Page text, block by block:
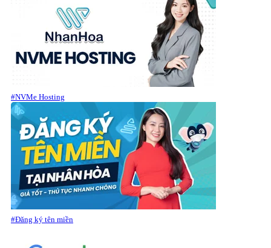
#NVMe Hosting
#Đăng ký tên miền